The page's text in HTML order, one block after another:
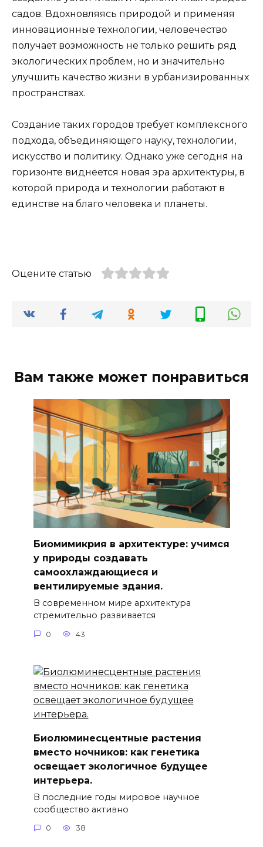
садов. Вдохновляясь природой и применяя
инновационные технологии, человечество
получает возможность не только решить ряд
экологических проблем, но и значительно
улучшить качество жизни в урбанизированных
пространствах.
Создание таких городов требует комплексного
подхода, объединяющего науку, технологии,
искусство и политику. Однако уже сегодня на
горизонте виднеется новая эра архитектуры, в
которой природа и технологии работают в
единстве на благо человека и планеты.
Оцените статью
Вам также может понравиться
Биомимикрия в архитектуре: учимся
у природы создавать
самоохлаждающиеся и
вентилируемые здания.
В современном мире архитектура
стремительно развивается
0 43
Биолюминесцентные растения
вместо ночников: как генетика
освещает экологичное будущее
интерьера.
В последние годы мировое научное
сообщество активно
0 38